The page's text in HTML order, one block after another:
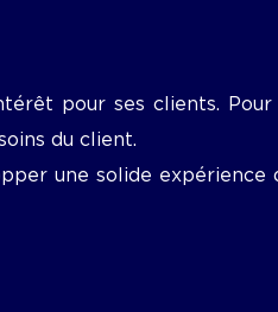
pour ses clients.
du client.
une solide expérience